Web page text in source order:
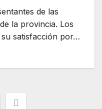
de las
la provincia. Los
satisfacción por…